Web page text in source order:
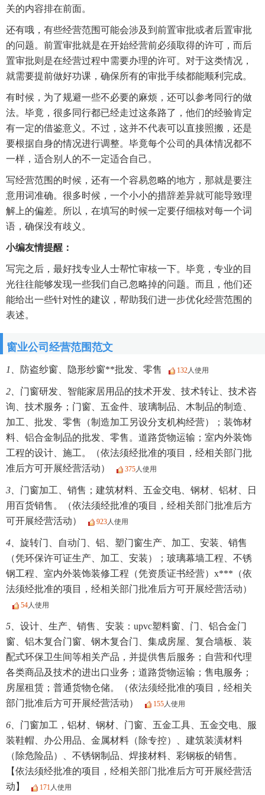
关的内容排在前面。
还有哦，有些经营范围可能会涉及到前置审批或者后置审批
的问题。前置审批就是在开始经营前必须取得的许可，而后
置审批则是在经营过程中需要办理的许可。对于这类情况，
就需要提前做好功课，确保所有的审批手续都能顺利完成。
有时候，为了规避一些不必要的麻烦，还可以参考同行的做
法。毕竟，很多同行都已经走过这条路了，他们的经验肯定
有一定的借鉴意义。不过，这并不代表可以直接照搬，还是
要根据自身的情况进行调整。毕竟每个公司的具体情况都不
一样，适合别人的不一定适合自己。
写经营范围的时候，还有一个容易忽略的地方，那就是要注
意用词准确。很多时候，一个小小的措辞差异就可能导致理
解上的偏差。所以，在填写的时候一定要仔细核对每一个词
语，确保没有歧义。
小编友情提醒：
写完之后，最好找专业人士帮忙审核一下。毕竟，专业的目
光往往能够发现一些我们自己忽略掉的问题。而且，他们还
能给出一些针对性的建议，帮助我们进一步优化经营范围的
表述。
窗业公司经营范围范文
1、 防盗纱窗、隐形纱窗**批发、零售 132人使用
2、 门窗研发、智能家居用品的技术开发、技术转让、技术咨
询、技术服务；门窗、五金件、玻璃制品、木制品的制造、
加工、批发、零售（制造加工另设分支机构经营）；装饰材
料、铝合金制品的批发、零售。道路货物运输；室内外装饰
工程的设计、施工。（依法须经批准的项目，经相关部门批
准后方可开展经营活动）
375人使用
3、 门窗加工、销售；建筑材料、五金交电、钢材、铝材、日
用百货销售。（依法须经批准的项目，经相关部门批准后方
可开展经营活动）
923人使用
4、 旋转门、自动门、铝、塑门窗生产、加工、安装、销售
（凭环保许可证生产、加工、安装）；玻璃幕墙工程、不锈
钢工程、室内外装饰装修工程（凭资质证书经营）x***（依
法须经批准的项目，经相关部门批准后方可开展经营活动）
54人使用
5、 设计、生产、销售、安装：upvc塑料窗、门、铝合金门
窗、铝木复合门窗、钢木复合门、集成房屋、复合墙板、装
配式环保卫生间等相关产品，并提供售后服务；自营和代理
各类商品及技术的进出口业务；道路货物运输；售电服务；
房屋租赁；普通货物仓储。（依法须经批准的项目，经相关
部门批准后方可开展经营活动）
155人使用
6、 门窗加工，铝材、钢材、门窗、五金工具、五金交电、服
装鞋帽、办公用品、金属材料（除专控）、建筑装潢材料
（除危险品）、不锈钢制品、焊接材料、彩钢板的销售。
【依法须经批准的项目，经相关部门批准后方可开展经营活
动】
171人使用